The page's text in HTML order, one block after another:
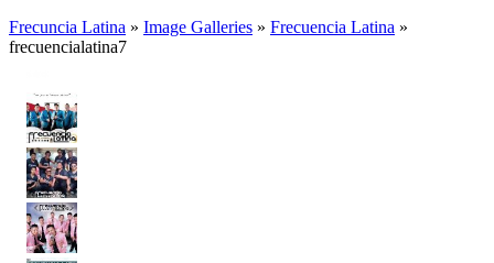
Frecuncia Latina » Image Galleries » Frecuencia Latina »
frecuencialatina7